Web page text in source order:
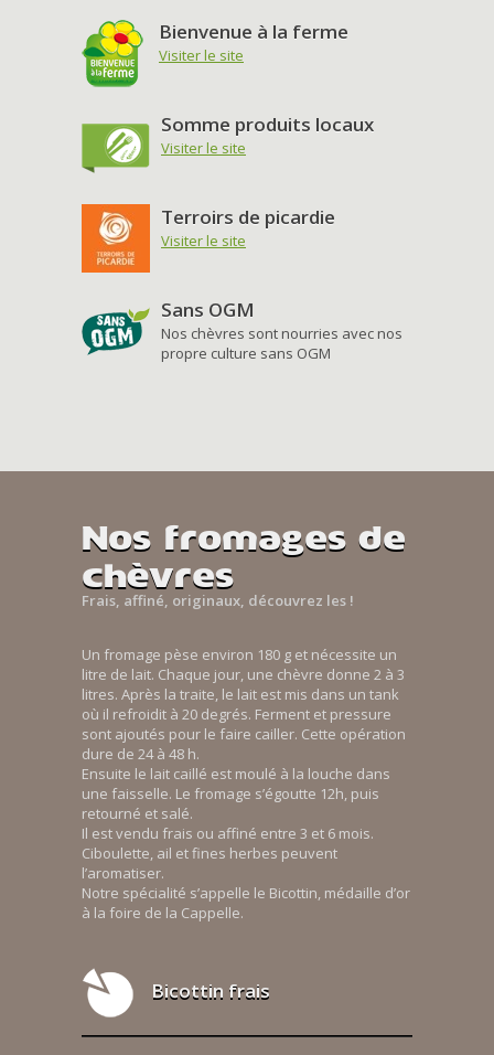
Bienvenue à la ferme
Visiter le site
Somme produits locaux
Visiter le site
Terroirs de picardie
Visiter le site
Sans OGM
Nos chèvres sont nourries avec nos
propre culture sans OGM
Nos fromages de
chèvres
Frais, affiné, originaux, découvrez les !
Un fromage pèse environ 180 g et nécessite un
litre de lait. Chaque jour, une chèvre donne 2 à 3
litres. Après la traite, le lait est mis dans un tank
où il refroidit à 20 degrés. Ferment et pressure
sont ajoutés pour le faire cailler. Cette opération
dure de 24 à 48 h.
Ensuite le lait caillé est moulé à la louche dans
une faisselle. Le fromage s’égoutte 12h, puis
retourné et salé.
Il est vendu frais ou affiné entre 3 et 6 mois.
Ciboulette, ail et fines herbes peuvent
l’aromatiser.
Notre spécialité s’appelle le Bicottin, médaille d’or
à la foire de la Cappelle.
Bicottin frais